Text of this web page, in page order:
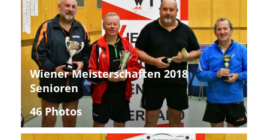
Wiener Meisterschaften 2018
Senioren
46 Photos